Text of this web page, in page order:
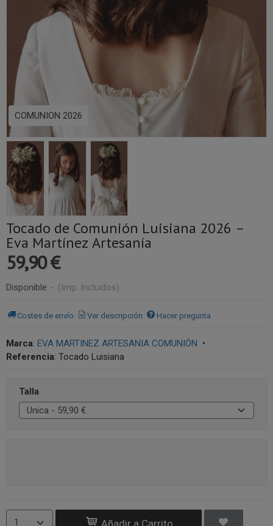
COMUNION 2026
Tocado de Comunión Luisiana 2026 –
Eva Martínez Artesanía
59,90 €
Disponible - (Imp. Incluidos)
Costes de envío Ver descripción Hacer pregunta
Marca: EVA MARTINEZ ARTESANIA COMUNIÓN
•
Referencia: Tocado Luisiana
Talla
Añadir a Carrito